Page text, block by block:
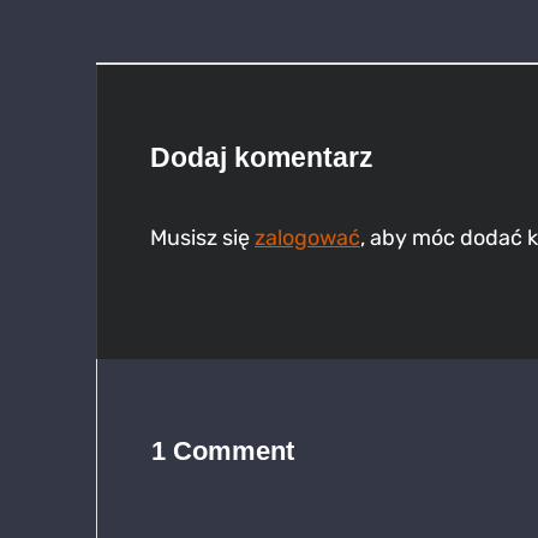
Dodaj komentarz
Musisz sięzalogować, aby móc dodać
1 Comment